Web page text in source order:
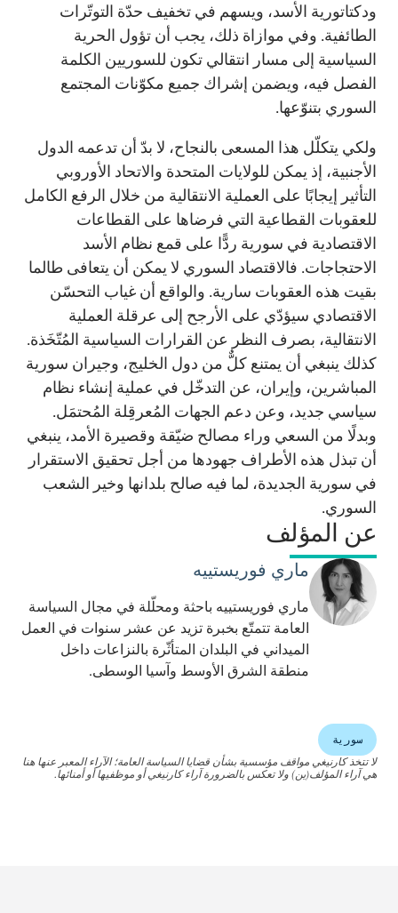
ودكتاتورية الأسد، ويسهم في تخفيف حدّة التوتّرات
الطائفية. وفي موازاة ذلك، يجب أن تؤول الحرية
السياسية إلى مسار انتقالي تكون للسوريين الكلمة
الفصل فيه، ويضمن إشراك جميع مكوّنات المجتمع
السوري بتنوّعها.
ولكي يتكلّل هذا المسعى بالنجاح، لا بدّ أن تدعمه الدول
الأجنبية، إذ يمكن للولايات المتحدة والاتحاد الأوروبي
التأثير إيجابًا على العملية الانتقالية من خلال الرفع الكامل
للعقوبات القطاعية التي فرضاها على القطاعات
الاقتصادية في سورية ردًّا على قمع نظام الأسد
الاحتجاجات. فالاقتصاد السوري لا يمكن أن يتعافى طالما
بقيت هذه العقوبات سارية. والواقع أن غياب التحسّن
الاقتصادي سيؤدّي على الأرجح إلى عرقلة العملية
الانتقالية، بصرف النظر عن القرارات السياسية المُتّخَذة.
كذلك ينبغي أن يمتنع كلٌّ من دول الخليج، وجيران سورية
المباشرين، وإيران، عن التدخّل في عملية إنشاء نظام
سياسي جديد، وعن دعم الجهات المُعرقِلة المُحتمَل.
وبدلًا من السعي وراء مصالح ضيّقة وقصيرة الأمد، ينبغي
أن تبذل هذه الأطراف جهودها من أجل تحقيق الاستقرار
في سورية الجديدة، لما فيه صالح بلدانها وخير الشعب
السوري.
عن المؤلف
ماري فوريستييه
ماري فوريستييه باحثة ومحلّلة في مجال السياسة
العامة تتمتّع بخبرة تزيد عن عشر سنوات في العمل
الميداني في البلدان المتأثّرة بالنزاعات داخل
منطقة الشرق الأوسط وآسيا الوسطى.
سورية
لا تتخذ كارنيغي مواقف مؤسسية بشأن قضايا السياسة العامة؛ الآراء المعبر عنها هنا
هي آراء المؤلف(ين) ولا تعكس بالضرورة آراء كارنيغي أو موظفيها أو أمنائها.